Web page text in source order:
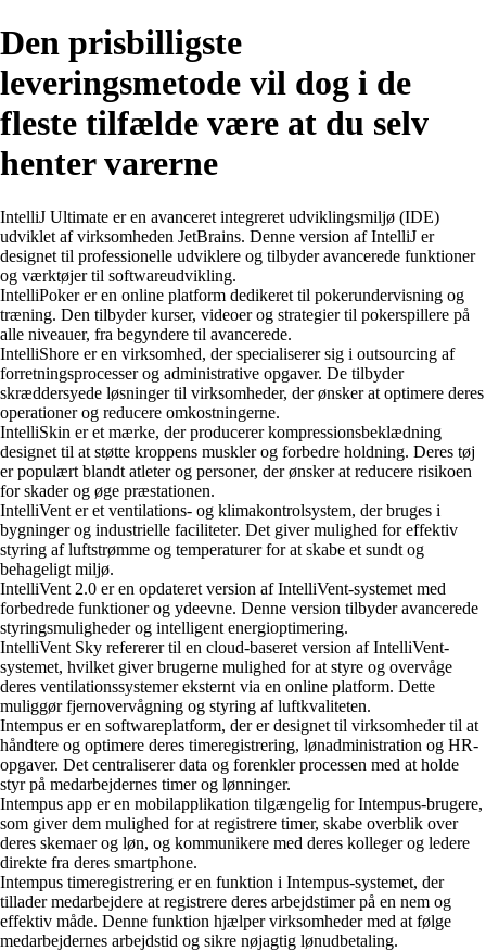
Den prisbilligste
leveringsmetode vil dog i de
fleste tilfælde være at du selv
henter varerne
IntelliJ Ultimate er en avanceret integreret udviklingsmiljø (IDE)
udviklet af virksomheden JetBrains. Denne version af IntelliJ er
designet til professionelle udviklere og tilbyder avancerede funktioner
og værktøjer til softwareudvikling.
IntelliPoker er en online platform dedikeret til pokerundervisning og
træning. Den tilbyder kurser, videoer og strategier til pokerspillere på
alle niveauer, fra begyndere til avancerede.
IntelliShore er en virksomhed, der specialiserer sig i outsourcing af
forretningsprocesser og administrative opgaver. De tilbyder
skræddersyede løsninger til virksomheder, der ønsker at optimere deres
operationer og reducere omkostningerne.
IntelliSkin er et mærke, der producerer kompressionsbeklædning
designet til at støtte kroppens muskler og forbedre holdning. Deres tøj
er populært blandt atleter og personer, der ønsker at reducere risikoen
for skader og øge præstationen.
IntelliVent er et ventilations- og klimakontrolsystem, der bruges i
bygninger og industrielle faciliteter. Det giver mulighed for effektiv
styring af luftstrømme og temperaturer for at skabe et sundt og
behageligt miljø.
IntelliVent 2.0 er en opdateret version af IntelliVent-systemet med
forbedrede funktioner og ydeevne. Denne version tilbyder avancerede
styringsmuligheder og intelligent energioptimering.
IntelliVent Sky refererer til en cloud-baseret version af IntelliVent-
systemet, hvilket giver brugerne mulighed for at styre og overvåge
deres ventilationssystemer eksternt via en online platform. Dette
muliggør fjernovervågning og styring af luftkvaliteten.
Intempus er en softwareplatform, der er designet til virksomheder til at
håndtere og optimere deres timeregistrering, lønadministration og HR-
opgaver. Det centraliserer data og forenkler processen med at holde
styr på medarbejdernes timer og lønninger.
Intempus app er en mobilapplikation tilgængelig for Intempus-brugere,
som giver dem mulighed for at registrere timer, skabe overblik over
deres skemaer og løn, og kommunikere med deres kolleger og ledere
direkte fra deres smartphone.
Intempus timeregistrering er en funktion i Intempus-systemet, der
tillader medarbejdere at registrere deres arbejdstimer på en nem og
effektiv måde. Denne funktion hjælper virksomheder med at følge
medarbejdernes arbejdstid og sikre nøjagtig lønudbetaling.